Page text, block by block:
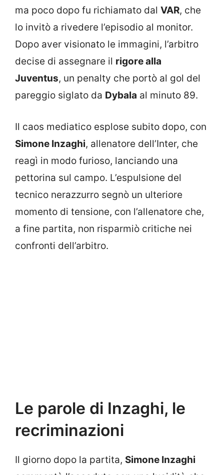
ma poco dopo fu richiamato dal VAR, che
lo invitò a rivedere l’episodio al monitor.
Dopo aver visionato le immagini, l’arbitro
decise di assegnare il rigore alla
Juventus, un penalty che portò al gol del
pareggio siglato da Dybala al minuto 89.
Il caos mediatico esplose subito dopo, con
Simone Inzaghi, allenatore dell’Inter, che
reagì in modo furioso, lanciando una
pettorina sul campo. L’espulsione del
tecnico nerazzurro segnò un ulteriore
momento di tensione, con l’allenatore che,
a fine partita, non risparmiò critiche nei
confronti dell’arbitro.
Le parole di Inzaghi, le
recriminazioni
Il giorno dopo la partita, Simone Inzaghi